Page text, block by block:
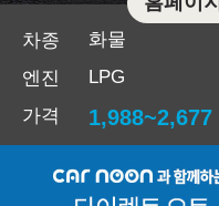
차종
화물
엔진
LPG
가격
1,988~2,677